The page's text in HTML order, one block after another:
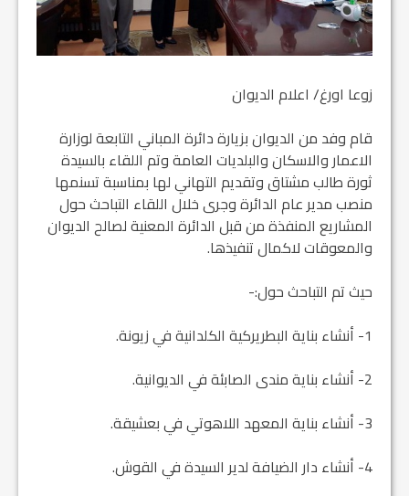
زوعا اورغ/ اعلام الديوان
قام وفد من الديوان بزيارة دائرة المباني التابعة لوزارة
الاعمار والاسكان والبلديات العامة وتم اللقاء بالسيدة
ثورة طالب مشتاق وتقديم التهاني لها بمناسبة تسنمها
منصب مدير عام الدائرة وجرى خلال اللقاء التباحث حول
المشاريع المنفذة من قبل الدائرة المعنية لصالح الديوان
والمعوقات لاكمال تنفيذها.
حيث تم التباحث حول:-
1- أنشاء بناية البطريركية الكلدانية في زيونة.
2- أنشاء بناية مندى الصابئة في الديوانية.
3- أنشاء بناية المعهد اللاهوتي في بعشيقة.
4- أنشاء دار الضيافة لدير السيدة في القوش.